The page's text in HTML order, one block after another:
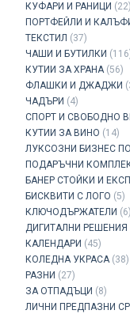
КУФАРИ И РАНИЦИ (22)
ПОРТФЕЙЛИ И
ТЕКСТИЛ (37)
ЧАШИ И БУТИЛКИ
КУТИИ ЗА ХРАНА (56)
ФЛАШКИ И ДЖАДЖИ
ЧАДЪРИ (4)
СПОРТ И СВОБОДНО
КУТИИ ЗА ВИНО (14)
ЛУКСОЗНИ БИЗНЕС
ПОДАРЪЧНИ
БАНЕР СТОЙКИ И
БИСКВИТИ С ЛОГО (5)
КЛЮЧОДЪРЖАТЕЛИ (6)
ДИГИТАЛНИ РЕШЕНИЯ
КАЛЕНДАРИ (45)
КОЛЕДНА УКРАСА (38)
РАЗНИ (27)
ЗА ОТПАДЪЦИ (8)
ЛИЧНИ ПРЕДПАЗНИ